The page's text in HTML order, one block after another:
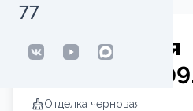
77
2-комнатная
Отделка черновая